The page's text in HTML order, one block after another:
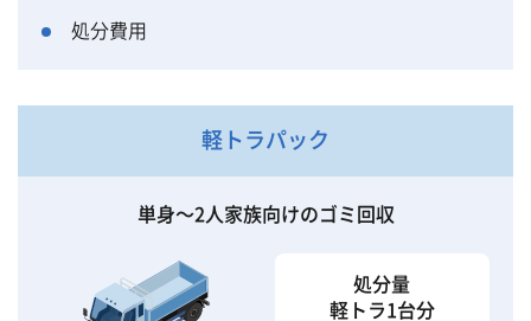
処分費用
軽トラパック
単身〜2人家族向けのゴミ回収
処分量
軽トラ1台分